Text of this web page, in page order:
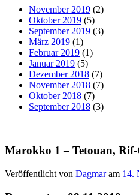
November 2019 (2)
Oktober 2019 (5)
September 2019 (3)
März 2019 (1)
Februar 2019 (1)
Januar 2019 (5)
Dezember 2018 (7)
November 2018 (7)
Oktober 2018 (7)
September 2018 (3)
Marokko 1 – Tetouan, Rif-
Veröffentlicht von Dagmaram 14.